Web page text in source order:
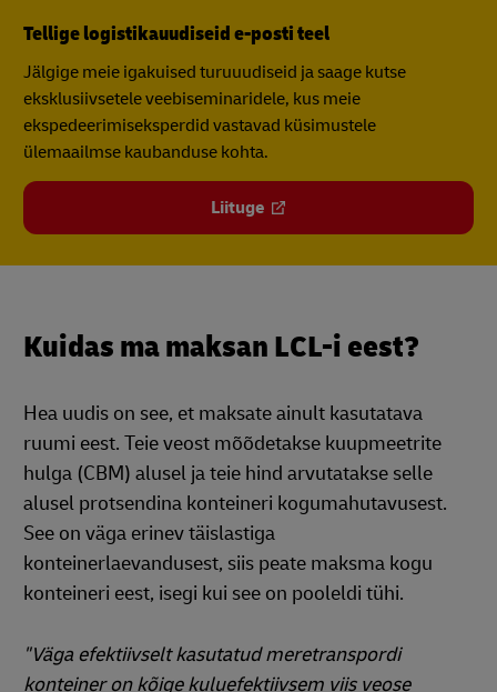
Tellige logistikauudiseid e-posti teel
Jälgige meie igakuised turuuudiseid ja saage kutse
eksklusiivsetele veebiseminaridele, kus meie
ekspedeerimiseksperdid vastavad küsimustele
ülemaailmse kaubanduse kohta.
Liituge
Kuidas ma maksan LCL-i eest?
Hea uudis on see, et maksate ainult kasutatava
ruumi eest. Teie veost mõõdetakse kuupmeetrite
hulga (CBM) alusel ja teie hind arvutatakse selle
alusel protsendina konteineri kogumahutavusest.
See on väga erinev täislastiga
konteinerlaevandusest, siis peate maksma kogu
konteineri eest, isegi kui see on pooleldi tühi.
"Väga efektiivselt kasutatud meretranspordi
konteiner on kõige kuluefektiivsem viis veose